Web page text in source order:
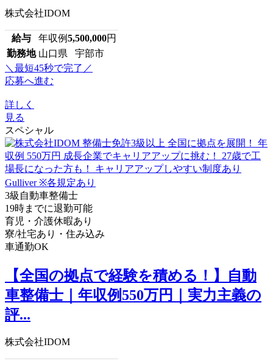
株式会社IDOM
給与 年収例5,500,000円
勤務地 山口県 宇部市
＼最短45秒で完了／
応募へ進む
詳しく
見る
スペシャル
3級自動車整備士
19時までに退勤可能
育児・介護休暇あり
寮/社宅あり・住み込み
車通勤OK
【全国の拠点で経験を積める！】自動
車整備士｜年収例550万円｜実力主義の
評...
株式会社IDOM